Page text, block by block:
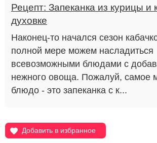
Рецепт: Запеканка из курицы и
духовке
Наконец-то начался сезон
полной мере можем насладиться
всевозможными блюдами с
нежного овоща. Пожалуй, самое
блюдо - это запеканка с к...
Добавить в избранное